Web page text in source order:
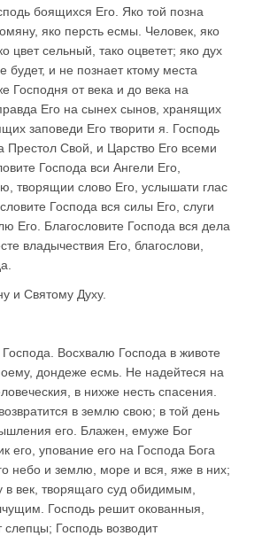
боящихся Его. Яко той позна
яко персть есмы. Человек, яко
цвет сельный, тако оцветет; яко дух
будет, и не познает ктому места
Господня от века и до века на
Его на сынех сынов, хранящих
заповеди Его творити я. Господь
Престол Свой, и Царство Его всеми
Господа вси Ангели Его,
творящии слово Его, услышати глас
Господа вся силы Его, слуги
Его. Благословите Господа вся дела
владычествия Его, благослови,
и Святому Духу.
Восхвалю Господа в животе
дондеже есмь. Не надейтеся на
в нихже несть спасения.
в землю свою; в той день
его. Блажен, емуже Бог
его, упование его на Господа Бога
небо и землю, море и вся, яже в них;
в век, творящаго суд обидимым,
Господь решит окованныя,
слепцы; Господь возводит